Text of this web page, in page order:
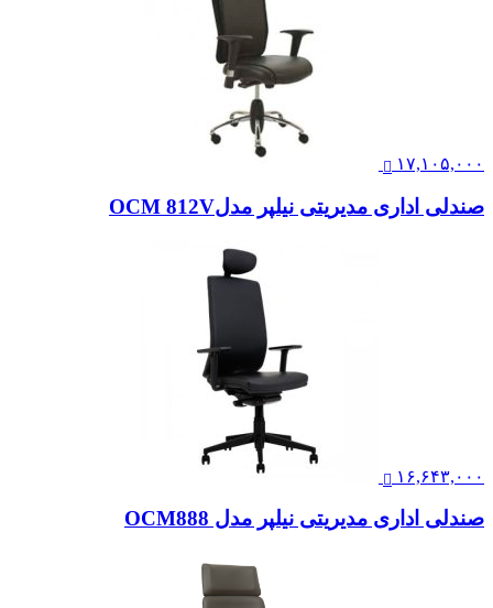
۱۷,۱۰۵,۰۰۰
صندلی اداری مدیریتی نیلپر مدلOCM 812V
۱۶,۶۴۳,۰۰۰
صندلی اداری مدیریتی نیلپر مدل OCM888